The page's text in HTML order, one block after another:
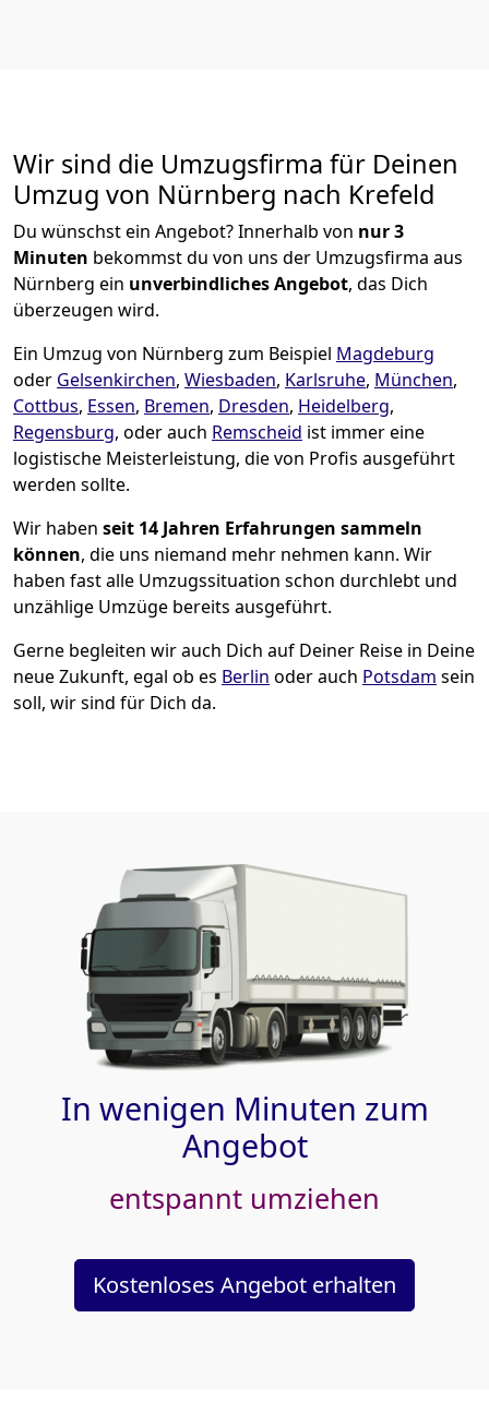
Wir sind die Umzugsfirma für Deinen
Umzug von Nürnberg nach Krefeld
Du wünschst ein Angebot? Innerhalb von nur 3
Minuten bekommst du von uns der Umzugsfirma aus
Nürnberg ein unverbindliches Angebot, das Dich
überzeugen wird.
Ein Umzug von Nürnberg zum Beispiel Magdeburg
oder Gelsenkirchen, Wiesbaden, Karlsruhe, München,
Cottbus, Essen, Bremen, Dresden, Heidelberg,
Regensburg, oder auch Remscheid ist immer eine
logistische Meisterleistung, die von Profis ausgeführt
werden sollte.
Wir haben seit 14 Jahren Erfahrungen sammeln
können, die uns niemand mehr nehmen kann. Wir
haben fast alle Umzugssituation schon durchlebt und
unzählige Umzüge bereits ausgeführt.
Gerne begleiten wir auch Dich auf Deiner Reise in Deine
neue Zukunft, egal ob es Berlin oder auch Potsdam sein
soll, wir sind für Dich da.
In wenigen Minuten zum
Angebot
entspannt umziehen
Kostenloses Angebot erhalten